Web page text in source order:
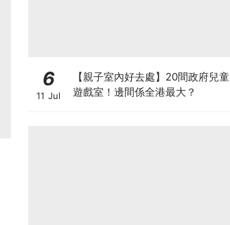
6
11 Jul
【親子室內好去處】20間政府兒童
遊戲室！邊間係全港最大？